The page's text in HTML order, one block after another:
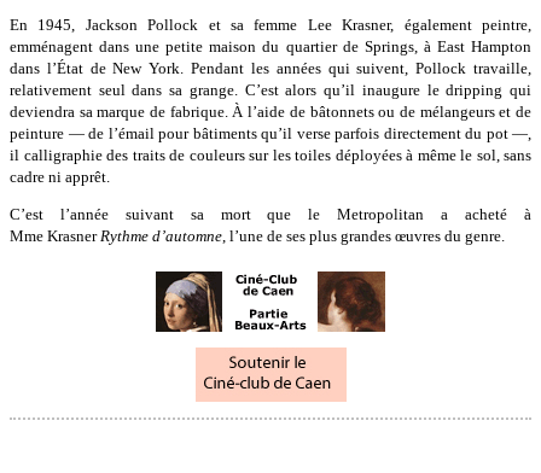
En 1945, Jackson Pollock et sa femme Lee Krasner, également peintre,
emménagent dans une petite maison du quartier de Springs, à East Hampton
dans l’État de New York. Pendant les années qui suivent, Pollock travaille,
relativement seul dans sa grange. C’est alors qu’il inaugure le dripping qui
deviendra sa marque de fabrique. À l’aide de bâtonnets ou de mélangeurs et de
peinture — de l’émail pour bâtiments qu’il verse parfois directement du pot —,
il calligraphie des traits de couleurs sur les toiles déployées à même le sol, sans
cadre ni apprêt.
C’est l’année suivant sa mort que le Metropolitan a acheté à
Mme Krasner Rythme d’automne , l’une de ses plus grandes œuvres du genre.